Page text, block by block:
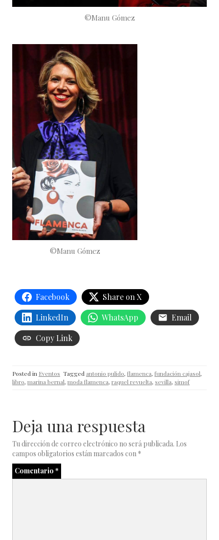
©Manu Gómez
©Manu Gómez
Facebook
Share on X
LinkedIn
WhatsApp
Email
Copy Link
Posted in Eventos Tagged antonio pulido, flamenca, fundación cajasol,
libro, marina bernal, moda flamenca, raquel revuelta, sevilla, simof
Deja una respuesta
Tu dirección de correo electrónico no será publicada. Los
campos obligatorios están marcados con *
Comentario *